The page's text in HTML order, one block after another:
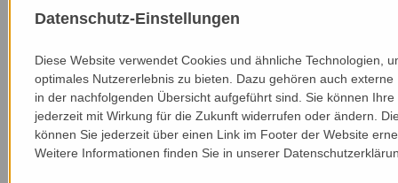
mit allen nominierten Landwirt*innen Kontakt auf.
Im Zuge dieses Erstgespräches werden die
Nominierten über Ziele des ProjektesFarming For
Natureinformiert, was es bedeutet
Biodiversitätsbotschafter*in zu sein und welcher
Zeitaufwand damit verbunden ist. Im Zuge dieses
Gespräches können die Landwirt*innen die
Nominierung zurückziehen.
Datenschutz-Einstellungen
Diese Website verwendet Cookies und ähnliche Technologien,
optimales Nutzererlebnis zu bieten. Dazu gehören auch externe
in der nachfolgenden Übersicht aufgeführt sind. Sie können Ihre
jederzeit mit Wirkung für die Zukunft widerrufen oder ändern.
können Sie jederzeit über einen Link im Footer der Website
Weitere Informationen finden Sie in unserer